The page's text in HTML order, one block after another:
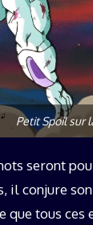
Petit Spoil sur
seront
il conjure
que tous ces